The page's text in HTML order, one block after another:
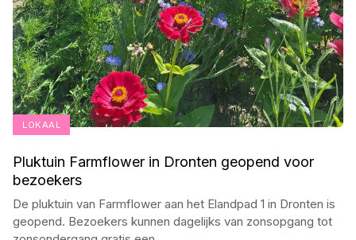
LOKAAL
Pluktuin Farmflower in Dronten geopend voor
bezoekers
De pluktuin van Farmflower aan het Elandpad 1 in Dronten is
geopend. Bezoekers kunnen dagelijks van zonsopgang tot